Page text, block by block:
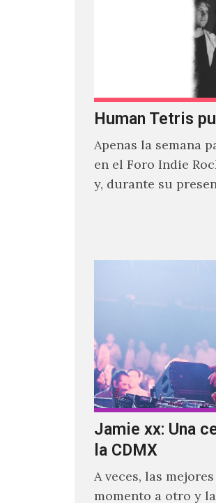
Human Tetris
Apenas la semana
en el Foro Indie
y, durante su
Jamie xx: Una
la CDMX
A veces, las
momento a otro y